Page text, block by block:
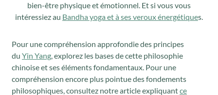
bien-être physique et émotionnel. Et si vous vous
intéressiez au Bandha yoga et à ses veroux énergétiques.
Pour une compréhension approfondie des principes
du Yin Yang, explorez les bases de cette philosophie
chinoise et ses éléments fondamentaux. Pour une
compréhension encore plus pointue des fondements
philosophiques, consultez notre article expliquantce